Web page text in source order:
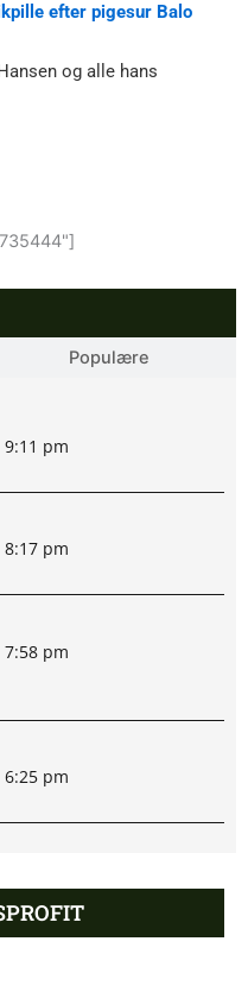
efter pigesur Balo
og alle hans
Populære
9:11 pm
8:17 pm
7:58 pm
6:25 pm